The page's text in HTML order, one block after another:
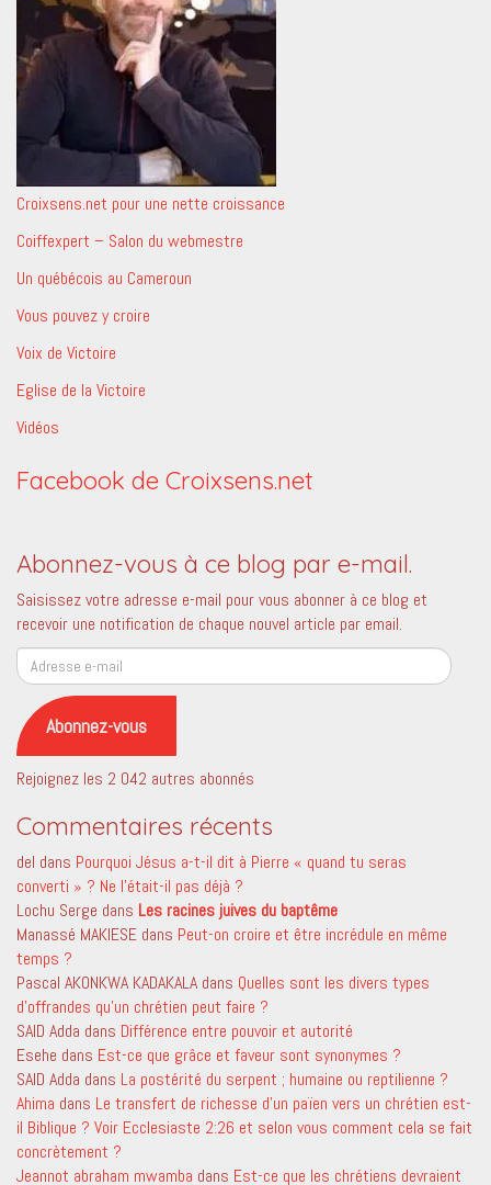
Croixsens.net pour une nette croissance
Coiffexpert – Salon du webmestre
Un québécois au Cameroun
Vous pouvez y croire
Voix de Victoire
Eglise de la Victoire
Vidéos
Facebook de Croixsens.net
Abonnez-vous à ce blog par e-mail.
Saisissez votre adresse e-mail pour vous abonner à ce blog et
recevoir une notification de chaque nouvel article par email.
Adresse
e-
mail
Abonnez-vous
Rejoignez les 2 042 autres abonnés
Commentaires récents
del dans Pourquoi Jésus a-t-il dit à Pierre « quand tu seras
converti » ? Ne l’était-il pas déjà ?
Lochu Serge dans Les racines juives du baptême
Manassé MAKIESE dans Peut-on croire et être incrédule en même
temps ?
Pascal AKONKWA KADAKALA dans Quelles sont les divers types
d’offrandes qu’un chrétien peut faire ?
SAID Adda dans Différence entre pouvoir et autorité
Esehe dans Est-ce que grâce et faveur sont synonymes ?
SAID Adda dans La postérité du serpent ; humaine ou reptilienne ?
Ahima dans Le transfert de richesse d’un païen vers un chrétien est-
il Biblique ? Voir Ecclesiaste 2:26 et selon vous comment cela se fait
concrètement ?
Jeannot abraham mwamba dans Est-ce que les chrétiens devraient